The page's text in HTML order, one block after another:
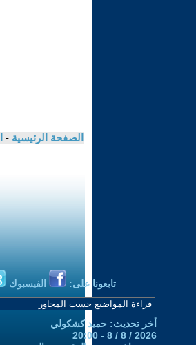
الصفحة الرئيسية -
تابعونا على: الفيسبوك
أخر تحديث: حميد كشكولي
2026 / 8 / 8 - 20:00